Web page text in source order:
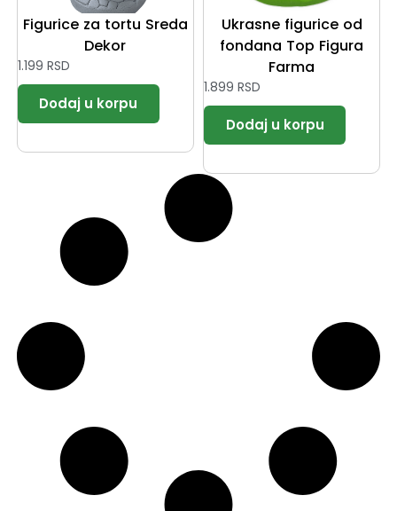
Figurice za tortu Sreda
Dekor
1.199 RSD
Ukrasne figurice od
fondana Top Figura
Farma
1.899 RSD